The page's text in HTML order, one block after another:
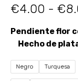
€4.00 - €
Pendiente flor
Hecho de
Negro Turquesa